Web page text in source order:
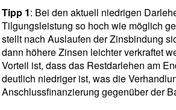
Tipp 1: Bei den aktuell niedrigen
Tilgungsleistung so hoch wie möglich
stellt nach Auslaufen der Zinsbindung
dann höhere Zinsen leichter verkraftet
Vorteil ist, dass das Restdarlehen am
deutlich niedriger ist, was die
Anschlussfinanzierung gegenüber der